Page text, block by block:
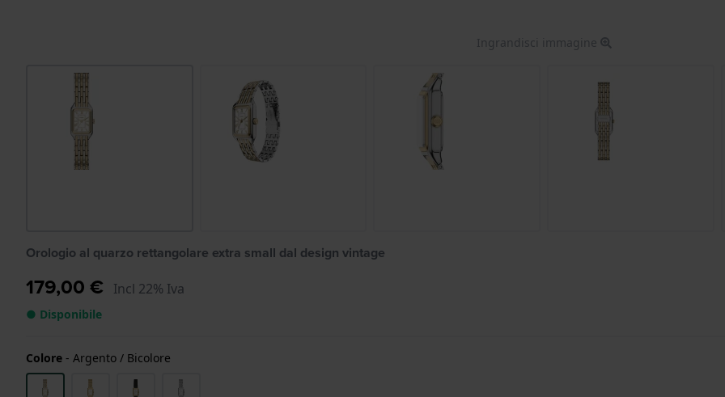
Ingrandisci immagine
Orologio al quarzo rettangolare extra small dal design vintage
179,00 € Incl 22% Iva
● Disponibile
Colore - Argento / Bicolore